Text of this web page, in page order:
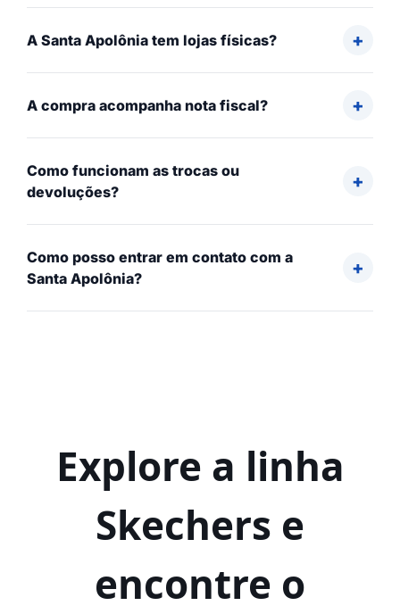
A Santa Apolônia tem lojas físicas?
A compra acompanha nota fiscal?
Como funcionam as trocas ou
devoluções?
Como posso entrar em contato com a
Santa Apolônia?
Explore a linha
Skechers e
encontre o